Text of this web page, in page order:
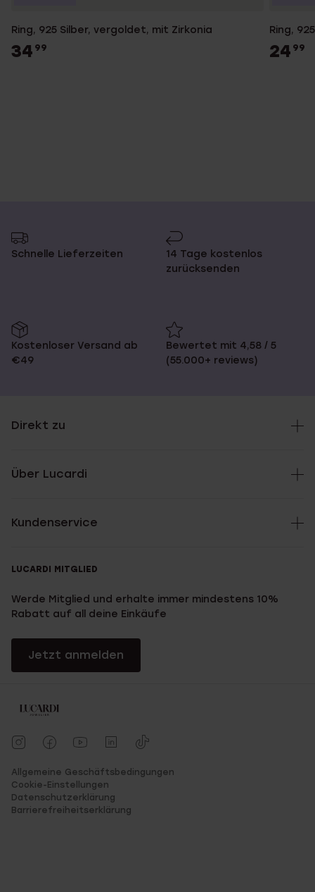
Ring, 925 Silber, vergoldet, mit Zirkonia
34 99
Ring,
24 99
Schnelle Lieferzeiten
14 Tage kostenlos
zurücksenden
Kostenloser Versand ab
€49
Bewertet mit 4,58 / 5
(55.000+ reviews)
Direkt zu
Über Lucardi
Kundenservice
LUCARDI MITGLIED
Werde Mitglied und erhalte immer mindestens 10%
Rabatt auf all deine Einkäufe
Jetzt anmelden
Allgemeine Geschäftsbedingungen
Cookie-Einstellungen
Datenschutzerklärung
Barrierefreiheitserklärung